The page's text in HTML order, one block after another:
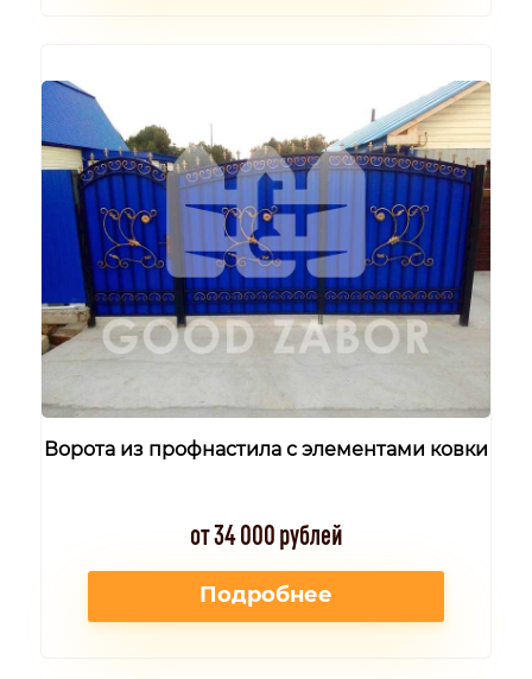
Ворота из профнастила с элементами ковки
от 34 000 рублей
Подробнее